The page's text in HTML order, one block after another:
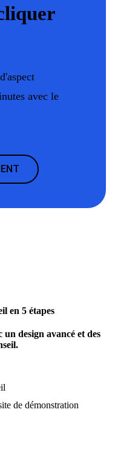
avec le
en 5 étapes
design avancé et des
de démonstration